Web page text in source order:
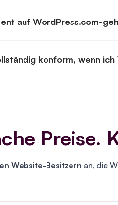
auf WordPress.com-
konform, wenn
Preise.
Website-Besitzern an, die